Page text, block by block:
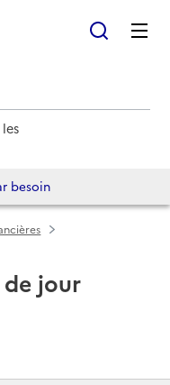
besoin
de jour